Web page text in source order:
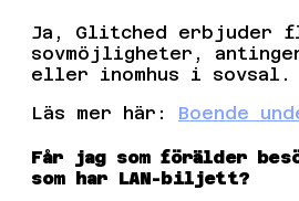
Ja, Glitched erbjuder
sovmöjligheter,
eller inomhus i sovsal.
Läs mer här: Boende
Får jag som förälder
som har LAN-biljett?